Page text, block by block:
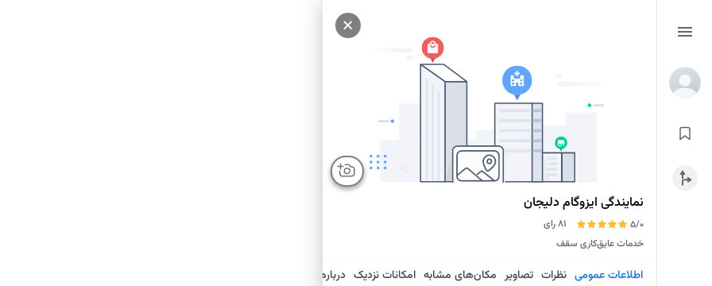
نمایندگی ایزوگام دلیجان
5/0
81 رای
خدمات عایق‌کاری سقف
اطلاعات عمومی نظرات تصاویر مکان‌های مشابه امکانات نزدیک درباره